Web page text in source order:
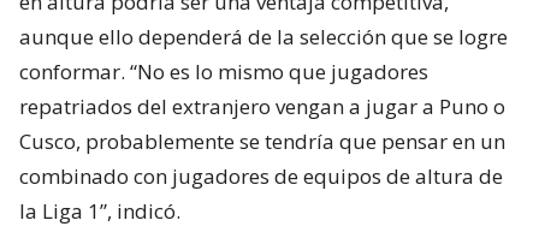
aunque ello dependerá de la selección que se logre
conformar. “No es lo mismo que jugadores
repatriados del extranjero vengan a jugar a Puno o
Cusco, probablemente se tendría que pensar en un
combinado con jugadores de equipos de altura de
la Liga 1”, indicó.